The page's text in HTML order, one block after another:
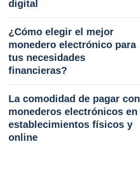
digital
¿Cómo elegir el mejor
monedero electrónico para
tus necesidades
financieras?
La comodidad de pagar con
monederos electrónicos en
establecimientos físicos y
online